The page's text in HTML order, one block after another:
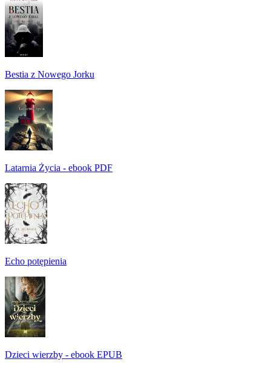
Bestia z Nowego Jorku
Latarnia Życia - ebook PDF
Echo potępienia
Dzieci wierzby - ebook EPUB